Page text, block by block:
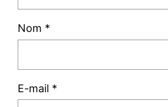
Nom *
E-mail *